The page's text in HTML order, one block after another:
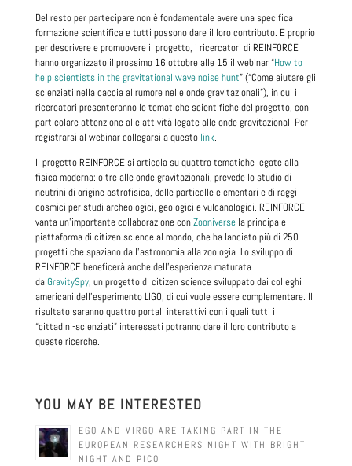
Del resto per partecipare non è fondamentale avere una specifica
formazione scientifica e tutti possono dare il loro contributo. E proprio
per descrivere e promuovere il progetto, i ricercatori di REINFORCE
hanno organizzato il prossimo 16 ottobre alle 15 il webinar “How to
help scientists in the gravitational wave noise hunt” (“Come aiutare gli
scienziati nella caccia al rumore nelle onde gravitazionali”), in cui i
ricercatori presenteranno le tematiche scientifiche del progetto, con
particolare attenzione alle attività legate alle onde gravitazionali Per
registrarsi al webinar collegarsi a questo link.
Il progetto REINFORCE si articola su quattro tematiche legate alla
fisica moderna: oltre alle onde gravitazionali, prevede lo studio di
neutrini di origine astrofisica, delle particelle elementari e di raggi
cosmici per studi archeologici, geologici e vulcanologici. REINFORCE
vanta un’importante collaborazione conZooniversela principale
piattaforma di citizen science al mondo, che ha lanciato più di 250
progetti che spaziano dall’astronomia alla zoologia. Lo sviluppo di
REINFORCE beneficerà anche dell’esperienza maturata
daGravitySpy, un progetto di citizen science sviluppato dai colleghi
americani dell’esperimento LIGO, di cui vuole essere complementare. Il
risultato saranno quattro portali interattivi con i quali tutti i
“cittadini-scienziati” interessati potranno dare il loro contributo a
queste ricerche.
YOU MAY BE INTERESTED
EGO AND VIRGO ARE TAKING PART IN THE
EUROPEAN RESEARCHERS NIGHT WITH BRIGHT
NIGHT AND PICO